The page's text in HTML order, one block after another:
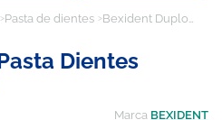
Pasta de dientes Bexident Duplo Pasta Dientes Sensibles, 75 ml
Dientes
Marca BEXIDENT